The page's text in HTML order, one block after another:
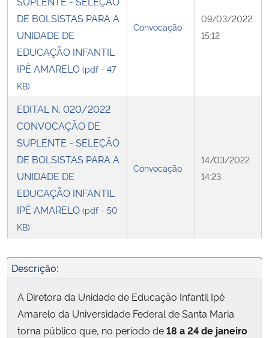
DE BOLSISTAS PARA A
UNIDADE DE
EDUCAÇÃO INFANTIL
IPÊ AMARELO (pdf - 47
KB)
Convocação
09/03/2022
15:12
EDITAL N. 020/2022
CONVOCAÇÃO DE
SUPLENTE - SELEÇÃO
DE BOLSISTAS PARA A
UNIDADE DE
EDUCAÇÃO INFANTIL
IPÊ AMARELO (pdf - 50
KB)
Convocação
14/03/2022
14:23
Descrição:
A Diretora da Unidade de Educação Infantil Ipê
Amarelo da Universidade Federal de Santa Maria
torna público que, no período de18 a 24 de janeiro